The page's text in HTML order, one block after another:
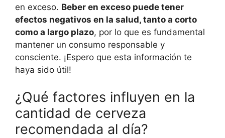
en exceso. Beber en exceso puede tener
efectos negativos en la salud, tanto a corto
como a largo plazo, por lo que es fundamental
mantener un consumo responsable y
consciente. ¡Espero que esta información te
haya sido útil!
¿Qué factores influyen en la
cantidad de cerveza
recomendada al día?